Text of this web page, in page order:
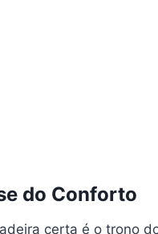
do Conforto
certa é o trono